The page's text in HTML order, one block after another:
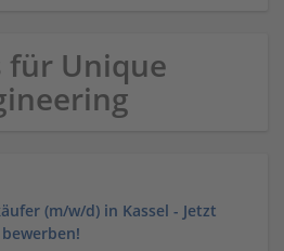
für Unique
(m/w/d) in Kassel - Jetzt
bewerben!